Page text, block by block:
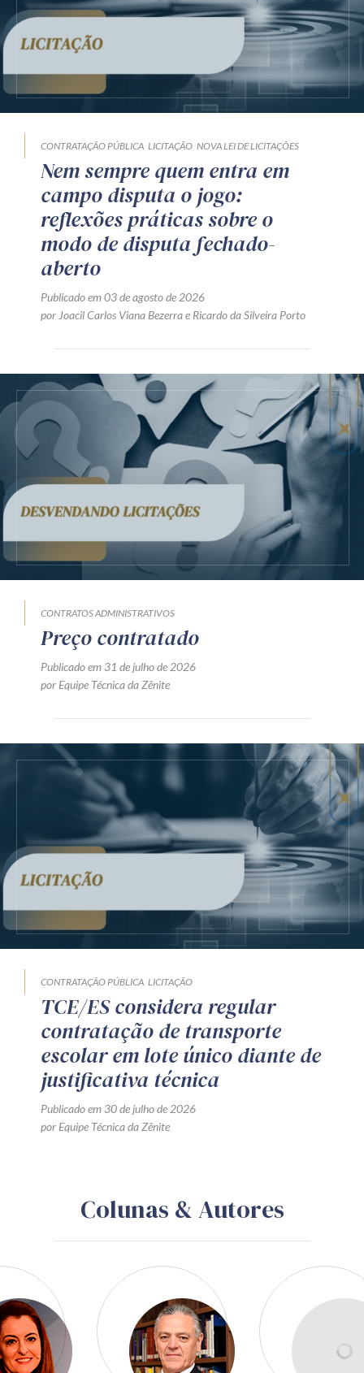
CONTRATAÇÃO PÚBLICA LICITAÇÃO NOVA LEI DE LICITAÇÕES
Nem sempre quem entra em
campo disputa o jogo:
reflexões práticas sobre o
modo de disputa fechado-
aberto
Publicado em 03 de agosto de 2026
por Joacil Carlos Viana Bezerrae Ricardo da Silveira Porto
CONTRATOS ADMINISTRATIVOS
Preço contratado
Publicado em 31 de julho de 2026
por Equipe Técnica da Zênite
CONTRATAÇÃO PÚBLICA LICITAÇÃO
TCE/ES considera regular
contratação de transporte
escolar em lote único diante de
justificativa técnica
Publicado em 30 de julho de 2026
por Equipe Técnica da Zênite
Colunas & Autores